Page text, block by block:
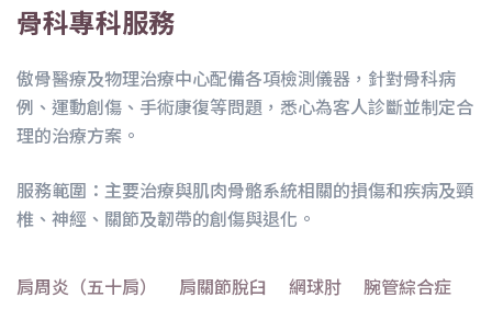
骨科專科服務
傲骨醫療及物理治療中心配備各項檢測儀器，針對骨科病
例、運動創傷、手術康復等問題，悉心為客人診斷並制定合
理的治療方案。
服務範圍：主要治療與肌肉骨骼系統相關的損傷和疾病及頸
椎、神經、關節及韌帶的創傷與退化。
肩周炎（五十肩） 肩關節脫臼 網球肘 腕管綜合症